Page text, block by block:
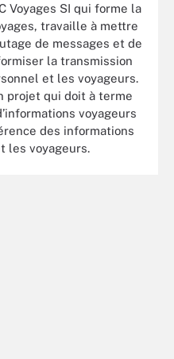
Voyages SI qui forme la
travaille à mettre
de messages et de
la transmission
et les voyageurs.
projet qui doit à terme
voyageurs
des informations
les voyageurs.